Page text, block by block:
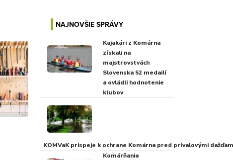
NAJNOVŠIE SPRÁVY
Kajakári z Komárna
získali na
majstrovstvách
Slovenska 52 medailí
a ovládli hodnotenie
klubov
KOMVaK prispeje k ochrane Komárna pred prívalovými
Komárňania